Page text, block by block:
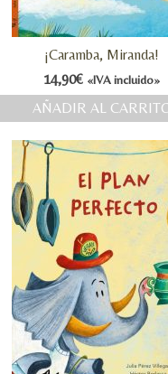
¡Caramba, Miranda!
14,90€ «IVA incluido»
AÑADIR AL